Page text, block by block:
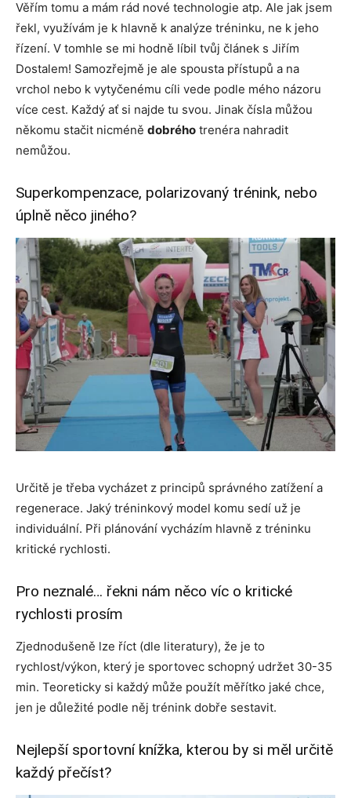
Věřím tomu a mám rád nové technologie atp. Ale jak jsem
řekl, využívám je k hlavně k analýze tréninku, ne k jeho
řízení. V tomhle se mi hodně líbil tvůj článek s Jiřím
Dostalem! Samozřejmě je ale spousta přístupů a na
vrchol nebo k vytyčenému cíli vede podle mého názoru
více cest. Každý ať si najde tu svou. Jinak čísla můžou
někomu stačit nicméně dobrého trenéra nahradit
nemůžou.
Superkompenzace, polarizovaný trénink, nebo
úplně něco jiného?
Určitě je třeba vycházet z principů správného zatížení a
regenerace. Jaký tréninkový model komu sedí už je
individuální. Při plánování vycházím hlavně z tréninku
kritické rychlosti.
Pro neznalé… řekni nám něco víc o kritické
rychlosti prosím
Zjednodušeně lze říct (dle literatury), že je to
rychlost/výkon, který je sportovec schopný udržet 30-35
min. Teoreticky si každý může použít měřítko jaké chce,
jen je důležité podle něj trénink dobře sestavit.
Nejlepší sportovní knížka, kterou by si měl určitě
každý přečíst?